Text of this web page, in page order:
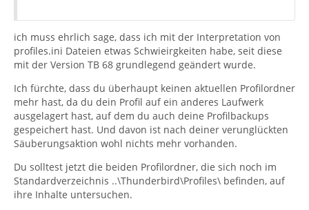
ich muss ehrlich sage, dass ich mit der Interpretation von
profiles.ini Dateien etwas Schwieirgkeiten habe, seit diese
mit der Version TB 68 grundlegend geändert wurde.
Ich fürchte, dass du überhaupt keinen aktuellen Profilordner
mehr hast, da du dein Profil auf ein anderes Laufwerk
ausgelagert hast, auf dem du auch deine Profilbackups
gespeichert hast. Und davon ist nach deiner verunglückten
Säuberungsaktion wohl nichts mehr vorhanden.
Du solltest jetzt die beiden Profilordner, die sich noch im
Standardverzeichnis ..\Thunderbird\Profiles\ befinden, auf
ihre Inhalte untersuchen.